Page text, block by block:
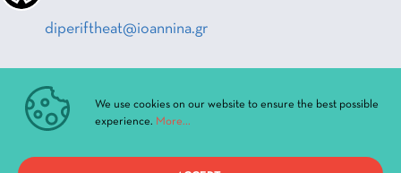
diperiftheat@ioannina.gr
FOLLOW US
_Facebook
We use cookies on our website to ensure the best possible
experience. More...